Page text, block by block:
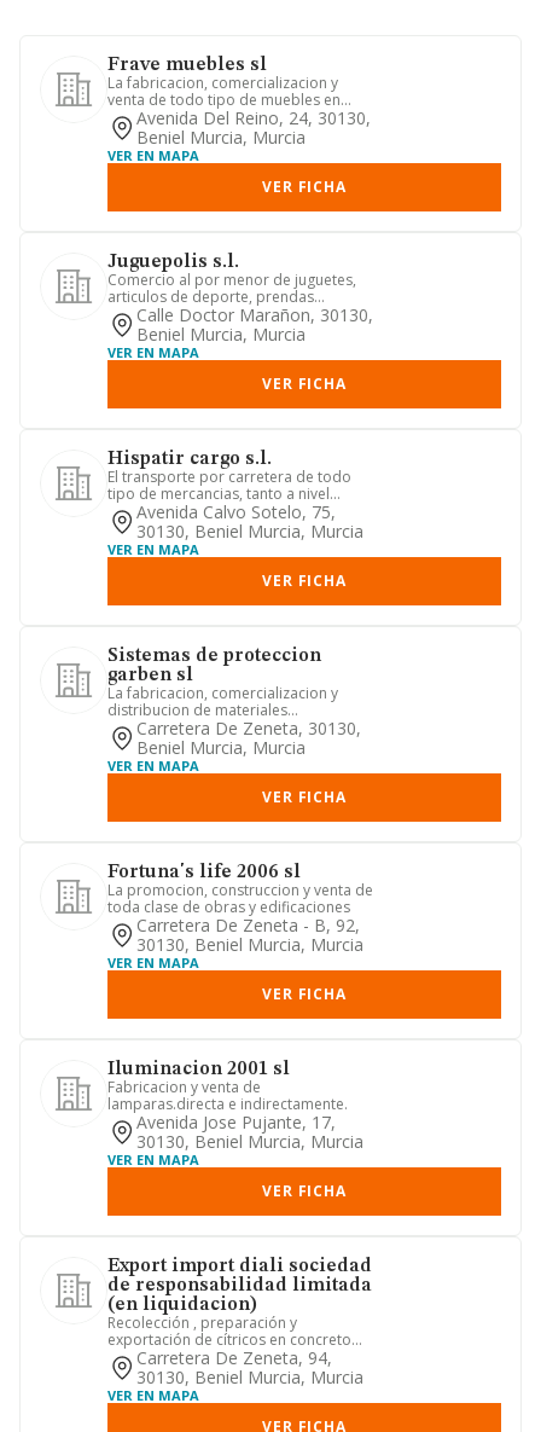
Frave muebles sl
La fabricacion, comercializacion y
venta de todo tipo de muebles en
general.Avenida Del Reino, 24, 30130,
Beniel Murcia, Murcia
VER EN MAPA
VER FICHA
Juguepolis s.l.
Comercio al por menor de juguetes,
articulos de deporte, prendas
deportivas de vestido, calzado y t...
Calle Doctor Marañon, 30130,
Beniel Murcia, Murcia
VER EN MAPA
VER FICHA
Hispatir cargo s.l.
El transporte por carretera de todo
tipo de mercancias, tanto a nivel
nacional como internacional.
Avenida Calvo Sotelo, 75,
30130, Beniel Murcia, Murcia
VER EN MAPA
VER FICHA
Sistemas de proteccion
garben sl
La fabricacion, comercializacion y
distribucion de materiales
relacionados con la proteccion indivi...
Carretera De Zeneta, 30130,
Beniel Murcia, Murcia
VER EN MAPA
VER FICHA
Fortuna's life 2006 sl
La promocion, construccion y venta de
toda clase de obras y edificaciones
Carretera De Zeneta - B, 92,
30130, Beniel Murcia, Murcia
VER EN MAPA
VER FICHA
Iluminacion 2001 sl
Fabricacion y venta de
lamparas.directa e indirectamente.
Avenida Jose Pujante, 17,
30130, Beniel Murcia, Murcia
VER EN MAPA
VER FICHA
Export import diali sociedad
de responsabilidad limitada
(en liquidacion)
Recolección , preparación y
exportación de cítricos en concreto
limones.Carretera De Zeneta, 94,
30130, Beniel Murcia, Murcia
VER EN MAPA
VER FICHA